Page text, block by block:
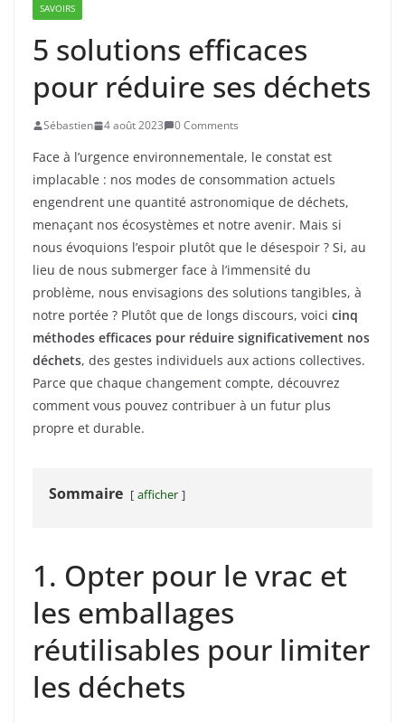
SAVOIRS
5 solutions efficaces
pour réduire ses déchets
Sébastien 4 août 2023 0 Comments
Face à l’urgence environnementale, le constat est
implacable : nos modes de consommation actuels
engendrent une quantité astronomique de déchets,
menaçant nos écosystèmes et notre avenir. Mais si
nous évoquions l’espoir plutôt que le désespoir ? Si, au
lieu de nous submerger face à l’immensité du
problème, nous envisagions des solutions tangibles, à
notre portée ? Plutôt que de longs discours, voici cinq
méthodes efficaces pour réduire significativement nos
déchets, des gestes individuels aux actions collectives.
Parce que chaque changement compte, découvrez
comment vous pouvez contribuer à un futur plus
propre et durable.
Sommaire afficher
1. Opter pour le vrac et
les emballages
réutilisables pour limiter
les déchets